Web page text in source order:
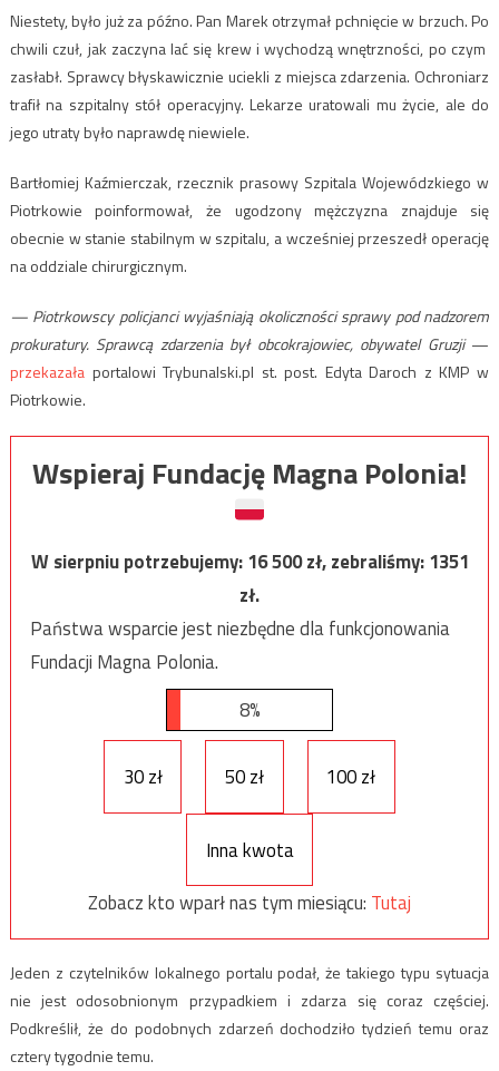
Niestety, było już za późno. Pan Marek otrzymał pchnięcie w brzuch. Po
chwili czuł, jak zaczyna lać się krew i wychodzą wnętrzności, po czym
zasłabł. Sprawcy błyskawicznie uciekli z miejsca zdarzenia. Ochroniarz
trafił na szpitalny stół operacyjny. Lekarze uratowali mu życie, ale do
jego utraty było naprawdę niewiele.
Bartłomiej Kaźmierczak, rzecznik prasowy Szpitala Wojewódzkiego w
Piotrkowie poinformował, że ugodzony mężczyzna znajduje się
obecnie w stanie stabilnym w szpitalu, a wcześniej przeszedł operację
na oddziale chirurgicznym.
— Piotrkowscy policjanci wyjaśniają okoliczności sprawy pod nadzorem
prokuratury. Sprawcą zdarzenia był obcokrajowiec, obywatel Gruzji—
przekazałaportalowi Trybunalski.pl st. post. Edyta Daroch z KMP w
Piotrkowie.
Wspieraj Fundację Magna Polonia!
W sierpniu potrzebujemy:16 500zł, zebraliśmy:1351
zł.
Państwa wsparcie jest niezbędne dla funkcjonowania
Fundacji Magna Polonia.
8%
30 zł 50 zł 100 zł
Inna kwota
Zobacz kto wparł nas tym miesiącu: Tutaj
Jeden z czytelników lokalnego portalu podał, że takiego typu sytuacja
nie jest odosobnionym przypadkiem i zdarza się coraz częściej.
Podkreślił, że do podobnych zdarzeń dochodziło tydzień temu oraz
cztery tygodnie temu.